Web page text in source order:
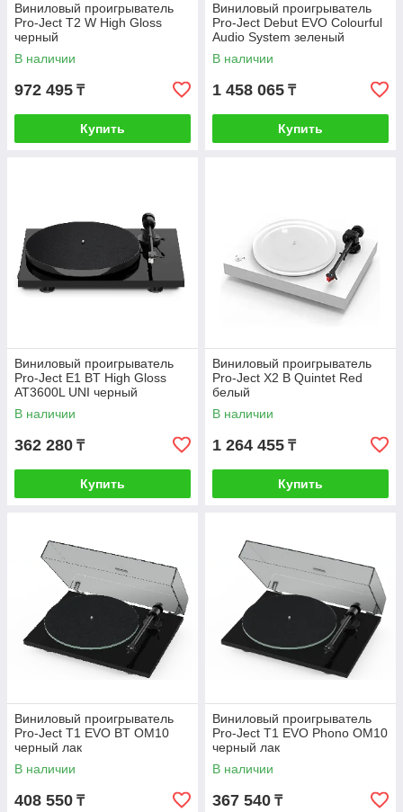
Виниловый проигрыватель
Pro-Ject Т2 W High Gloss
черный
В наличии
972 495 ₸
Купить
Виниловый проигрыватель
Pro-Ject Debut EVO Colourful
Audio System зеленый
В наличии
1 458 065 ₸
Купить
Виниловый проигрыватель
Pro-Ject Е1 BT High Gloss
AT3600L UNI черный
В наличии
362 280 ₸
Купить
Виниловый проигрыватель
Pro-Ject X2 B Quintet Red
белый
В наличии
1 264 455 ₸
Купить
Виниловый проигрыватель
Pro-Ject T1 EVO BT OM10
черный лак
В наличии
408 550 ₸
Виниловый проигрыватель
Pro-Ject T1 EVO Phono OM10
черный лак
В наличии
367 540 ₸